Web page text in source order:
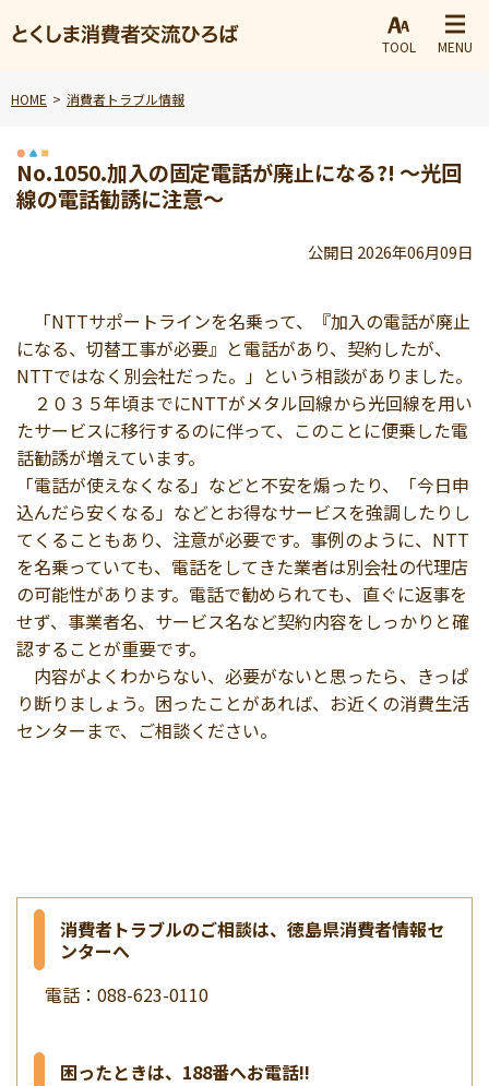
TOOL MENU
HOME 消費者トラブル情報
No.1050.加入の固定電話が廃止になる?! ～光回
線の電話勧誘に注意～
公開日 2026年06月09日
「NTTサポートラインを名乗って、『加入の電話が廃止
になる、切替工事が必要』と電話があり、契約したが、
NTTではなく別会社だった。」という相談がありました。
２０３５年頃までにNTTがメタル回線から光回線を用い
たサービスに移行するのに伴って、このことに便乗した電
話勧誘が増えています。
「電話が使えなくなる」などと不安を煽ったり、「今日申
込んだら安くなる」などとお得なサービスを強調したりし
てくることもあり、注意が必要です。事例のように、NTT
を名乗っていても、電話をしてきた業者は別会社の代理店
の可能性があります。電話で勧められても、直ぐに返事を
せず、事業者名、サービス名など契約内容をしっかりと確
認することが重要です。
内容がよくわからない、必要がないと思ったら、きっぱ
り断りましょう。困ったことがあれば、お近くの消費生活
センターまで、ご相談ください。
消費者トラブルのご相談は、徳島県消費者情報セ
ンターへ
電話：088-623-0110
困ったときは、188番へお電話!!